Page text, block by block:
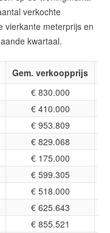
verkochte
vierkante meterprijs en
kwartaal.
Gem. verkoopprijs
€ 830.000
€ 410.000
€ 953.809
€ 829.068
€ 175.000
€ 599.305
€ 518.000
€ 625.643
€ 855.521